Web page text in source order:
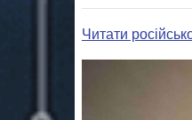
Читати